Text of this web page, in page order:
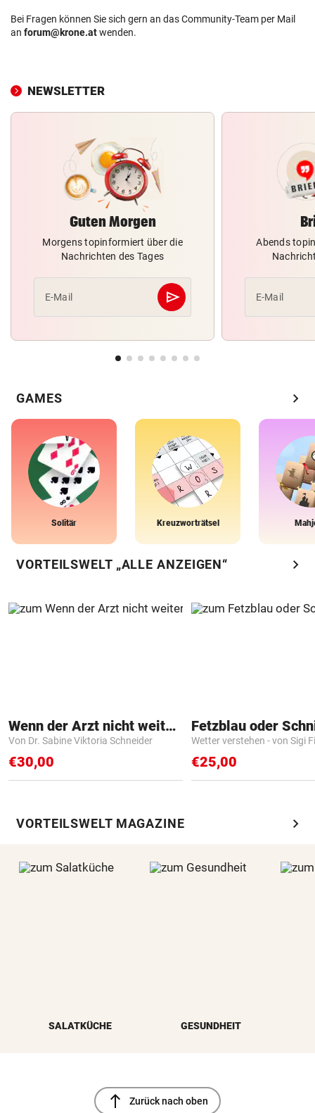
Bei Fragen können Sie sich gern an das Community-Team per Mail
an forum@krone.atwenden.
NEWSLETTER
Guten Morgen
Morgens topinformiert über die
Nachrichten des Tages
E-Mail send
Abschicken
Abends
E-Mail
GAMES chevron_right
Solitär Kreuzworträtsel
VORTEILSWELT „ALLE ANZEIGEN“ chevron_right
Wenn der Arzt nicht weiter weiß
Von Dr. Sabine Viktoria Schneider
€30,00
Fetzblau oder
Wetter verstehen - von Sigi
€25,00
VORTEILSWELT MAGAZINE chevron_right
SALATKÜCHE GESUNDHEIT
north Zurück nach oben